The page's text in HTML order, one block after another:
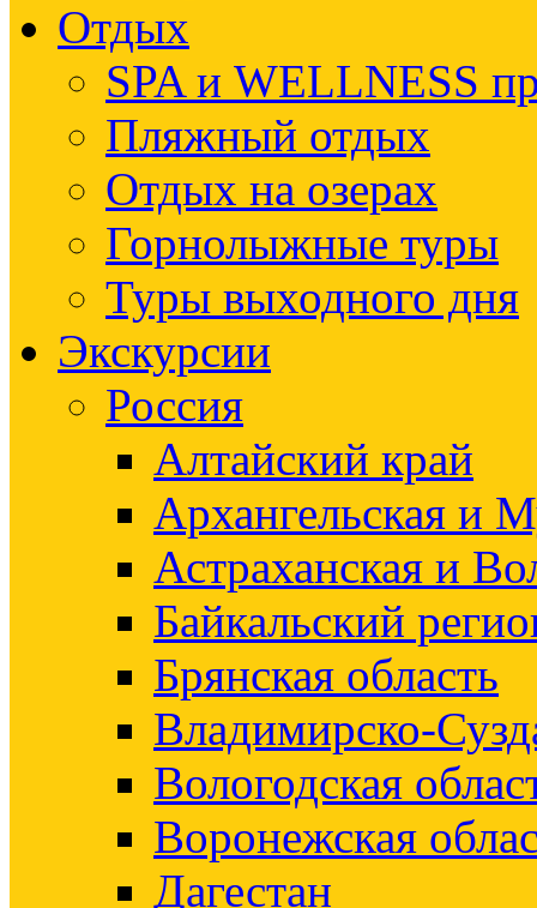
Отдых
SPA и WELLNESS
Пляжный отдых
Отдых на озерах
Горнолыжные туры
Туры выходного дня
Экскурсии
Россия
Алтайский край
Архангельская и
Астраханская и
Байкальский
Брянская область
Владимирско-
Вологодская
Воронежская
Дагестан